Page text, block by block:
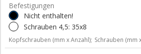
Befestigungen
Nicht enthalten!
Schrauben 4,5: 35x8
Kopfschrauben (mm x Anzahl); Schrauben (mm